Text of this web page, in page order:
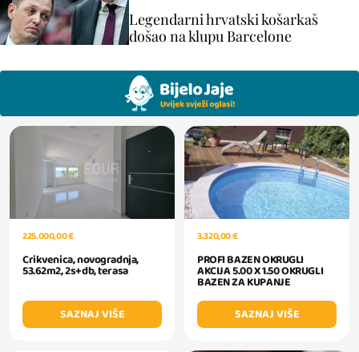
Legendarni hrvatski košarkaš
došao na klupu Barcelone
225.000,00 €
Crikvenica, novogradnja,
53.62m2, 2s+db, terasa
SAZNAJ VIŠE
3.320,00 €
PROFI BAZEN OKRUGLI
AKCIJA 5.00 X 1.50 OKRUGLI
BAZEN ZA KUPANJE
SAZNAJ VIŠE